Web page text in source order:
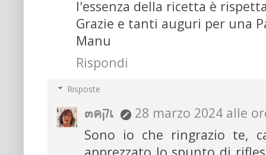
l'essenza della ricetta è
Grazie e tanti auguri per una
Manu
Rispondi
Risposte
๓คקเ
28 marzo 2024 alle
Sono io che ringrazio te,